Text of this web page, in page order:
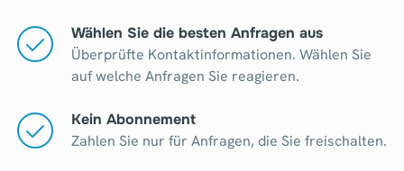
Wählen Sie die besten Anfragen aus
Überprüfte Kontaktinformationen. Wählen Sie
auf welche Anfragen Sie reagieren.
Kein Abonnement
Zahlen Sie nur für Anfragen, die Sie freischalten.